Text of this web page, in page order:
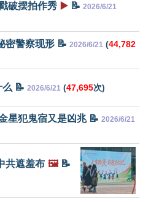
破摆拍作秀 ▶️ 📝 2026/6/21
密警察现形 📝 2026/6/21 (44,782
📝 2026/6/21 (47,695次)
星犯鬼宿又是凶兆 📝 2026/6/21
共遮羞布 🖼️📝